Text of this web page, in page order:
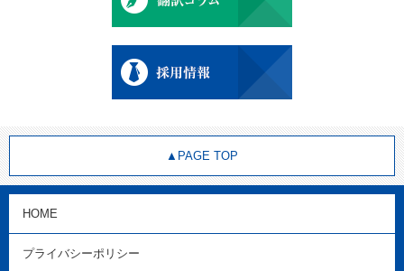
▲PAGE TOP
HOME
プライバシーポリシー